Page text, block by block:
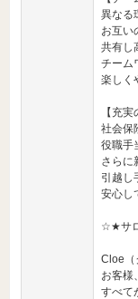
異なる
お互い
共有し
チーム
楽しく
【充
社会保
役職手
さらに
引越し
安心し
☆★サ
Cloe（
お客様
すべて